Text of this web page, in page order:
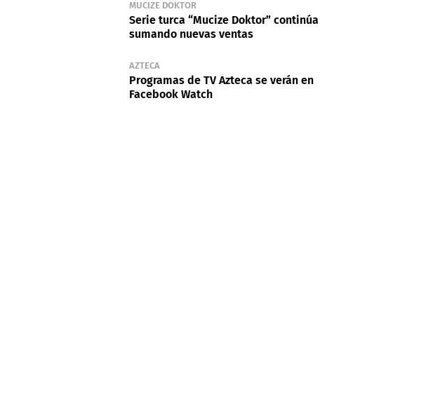
MUCIZE DOKTOR
Serie turca “Mucize Doktor” continúa
sumando nuevas ventas
AZTECA
Programas de TV Azteca se verán en
Facebook Watch